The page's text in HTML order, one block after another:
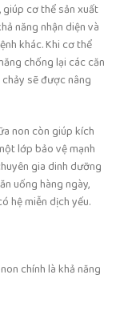
cơ thể sản xuất
năng nhận diện và
khác. Khi cơ thể
chống lại các căn
sẽ được nâng
non còn giúp kích
lớp bảo vệ mạnh
gia dinh dưỡng
uống hàng ngày,
hệ miễn dịch yếu.
chính là khả năng